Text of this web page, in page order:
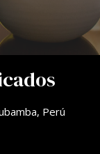
Perú